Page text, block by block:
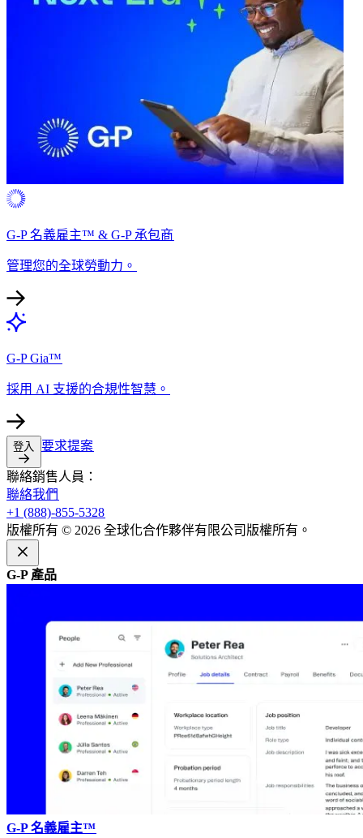
G-P 名義雇主™ & G-P 承包商​​
管理您的全球勞動力。​​
G-P Gia™​​
採用 AI 支援的合規性智慧。​​
登入​​ 要求提案​​
聯絡銷售人員：​​
聯絡我們​​
+1 (888)-855-5328​​
版權所有 © 2026 全球化合作夥伴有限公司版權所有。​​
G-P 產品​​
G-P 名義雇主™​​